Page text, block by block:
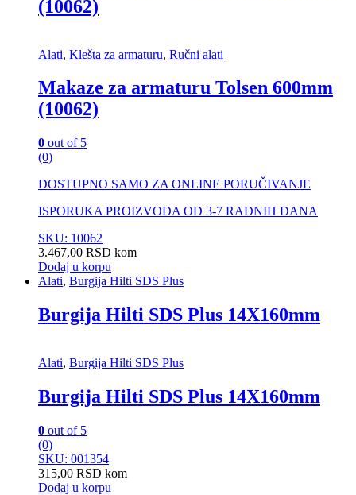
(10062)
Alati, Klešta za armaturu, Ručni alati
Makaze za armaturu Tolsen 600mm
(10062)
0 out of 5
(0)
DOSTUPNO SAMO ZA ONLINE PORUČIVANJE
ISPORUKA PROIZVODA OD 3-7 RADNIH DANA
SKU: 10062
3.467,00 RSD kom
Dodaj u korpu
Alati, Burgija Hilti SDS Plus
Burgija Hilti SDS Plus 14X160mm
Alati, Burgija Hilti SDS Plus
Burgija Hilti SDS Plus 14X160mm
0 out of 5
(0)
SKU: 001354
315,00 RSD kom
Dodaj u korpu